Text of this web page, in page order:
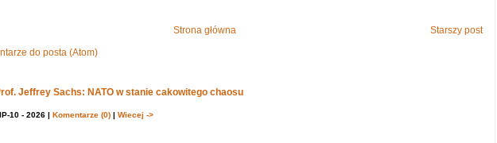
Starszy post
Strona główna
do posta (Atom)
Jeffrey Sachs: NATO w stanie cakowitego chaosu
10 - 2026 | Komentarze (0)| Wiecej ->